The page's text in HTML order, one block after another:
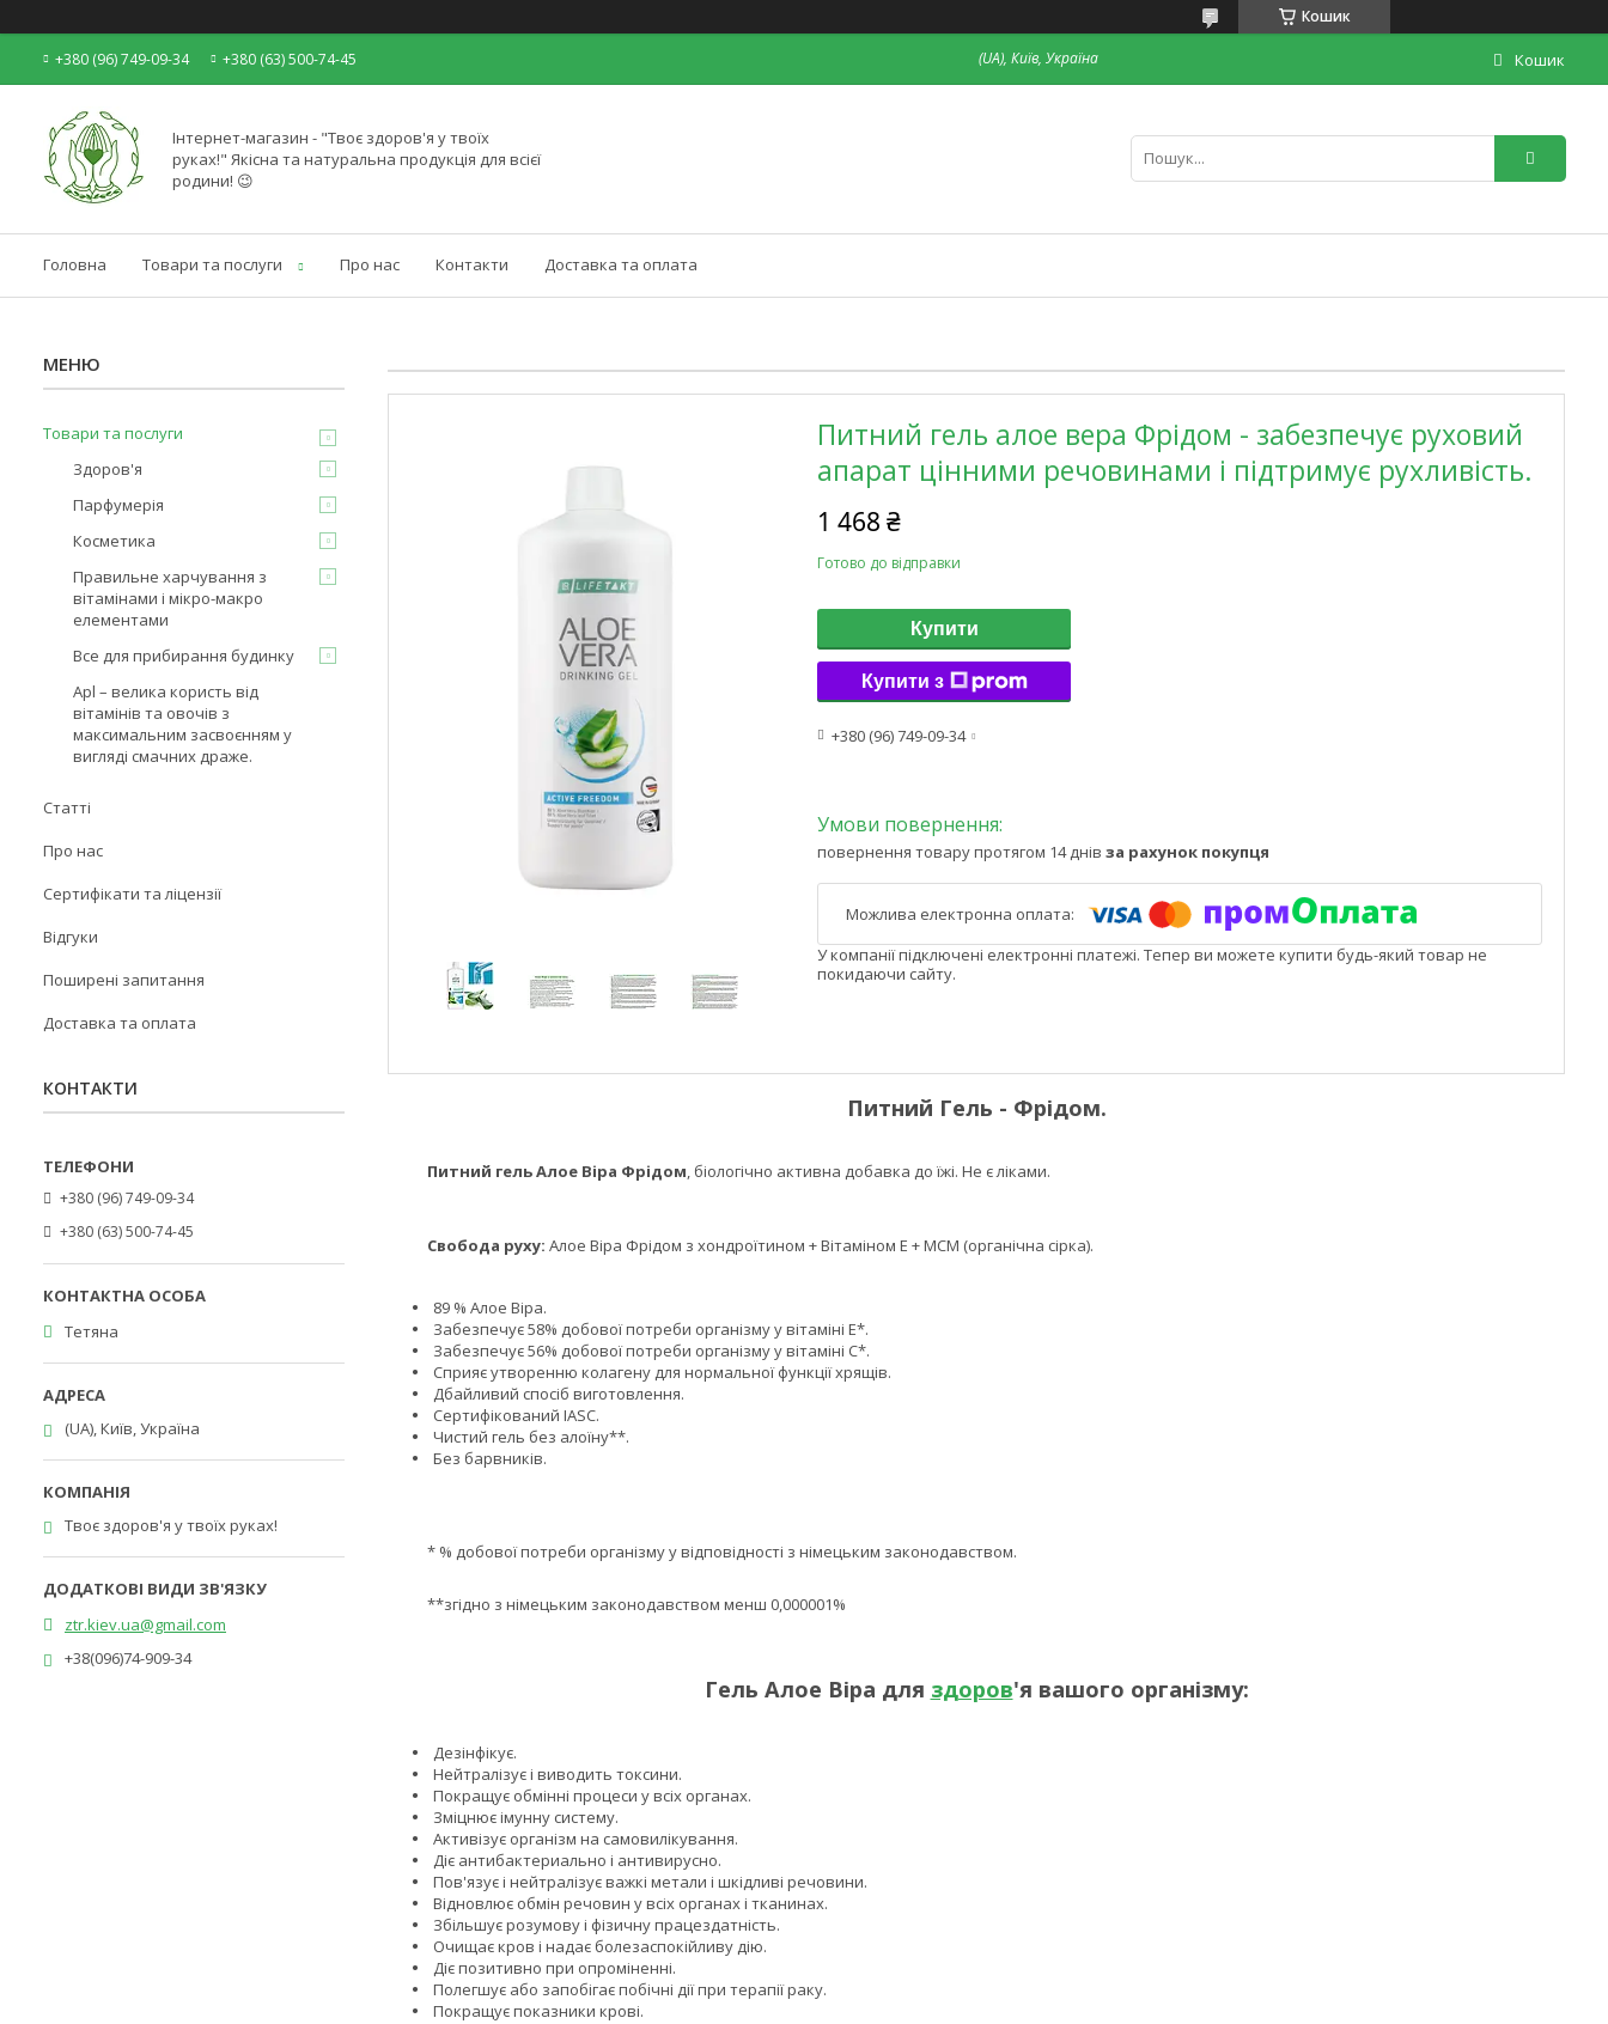
Кошик
+380 (96) 749-09-34 +380 (63) 500-74-45 (UA), Київ, Україна Кошик
Інтернет-магазин - "Твоє здоров'я у твоїх
руках!" Якісна та натуральна продукція для всієї
родини! 😉
Головна Товари та послуги Про нас Контакти Доставка та оплата
Питний гель алое вера Фрідом - забезпечує руховий
апарат цінними речовинами і підтримує рухливість.
1 468 ₴
Готово до відправки
Купити
Купити з
+380 (96) 749-09-34
повернення товару протягом 14 днів за рахунок покупця
У компанії підключені електронні платежі. Тепер ви можете купити будь-який товар не
покидаючи сайту.
Питний Гель - Фрідом.
Питний гель Алое Віра Фрідом, біологічно активна добавка до їжі. Не є ліками.
Свобода руху: Алое Віра Фрідом з хондроїтином + Вітаміном Е + МСМ (органічна сірка).
89 % Алое Віра.
Забезпечує 58% добової потреби організму у вітаміні Е*.
Забезпечує 56% добової потреби організму у вітаміні С*.
Сприяє утворенню колагену для нормальної функції хрящів.
Дбайливий спосіб виготовлення.
Сертифікований IASC.
Чистий гель без алоїну**.
Без барвників.
* % добової потреби організму у відповідності з німецьким законодавством.
**згідно з німецьким законодавством менш 0,000001%
Гель Алое Віра для здоров'я вашого організму:
Дезінфікує.
Нейтралізує і виводить токсини.
Покращує обмінні процеси у всіх органах.
Зміцнює імунну систему.
Активізує організм на самовилікування.
Діє антибактериально і антивирусно.
Пов'язує і нейтралізує важкі метали і шкідливі речовини.
Відновлює обмін речовин у всіх органах і тканинах.
Збільшує розумову і фізичну працездатність.
Очищає кров і надає болезаспокійливу дію.
Діє позитивно при опроміненні.
Полегшує або запобігає побічні дії при терапії раку.
Покращує показники крові.
Товари та послуги
Здоров'я
Парфумерія
Косметика
Правильне харчування з
вітамінами і мікро-макро
елементами
Все для прибирання будинку
Apl – велика користь від
вітамінів та овочів з
максимальним засвоєнням у
вигляді смачних драже.
Статті
Про нас
Сертифікати та ліцензії
Відгуки
Поширені запитання
Доставка та оплата
КОНТАКТИ
+380 (96) 749-09-34
+380 (63) 500-74-45
Тетяна
(UA), Київ, Україна
Твоє здоров'я у твоїх руках!
ztr.kiev.ua@gmail.com
+38(096)74-909-34